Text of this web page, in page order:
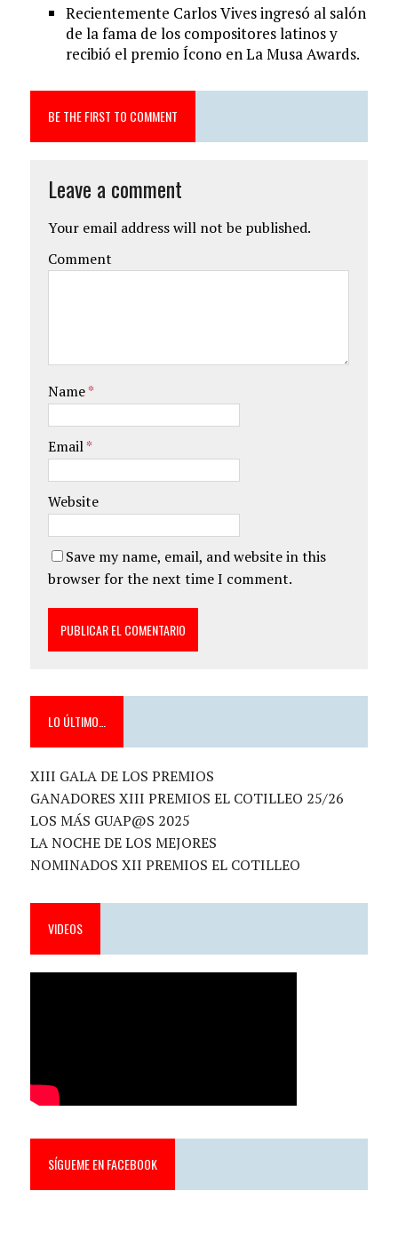
Recientemente Carlos Vives ingresó al salón
de la fama de los compositores latinos y
recibió el premio Ícono en La Musa Awards.
BE THE FIRST TO COMMENT
Leave a comment
Your email address will not be published.
Comment
Name*
Email*
Website
Save my name, email, and website in this
browser for the next time I comment.
LO ÚLTIMO…
XIII GALA DE LOS PREMIOS
GANADORES XIII PREMIOS EL COTILLEO 25/26
LOS MÁS GUAP@S 2025
LA NOCHE DE LOS MEJORES
NOMINADOS XII PREMIOS EL COTILLEO
VIDEOS
SÍGUEME EN FACEBOOK